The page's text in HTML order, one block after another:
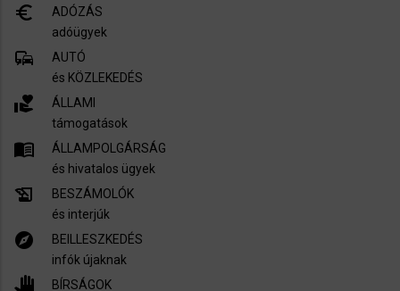
euro_symbol
ADÓZÁS
adóügyek
commute
AUTÓ
és KÖZLEKEDÉS
volunteer_activism
ÁLLAMI
támogatások
menu_book
ÁLLAMPOLGÁRSÁG
és hivatalos ügyek
history_edu
BESZÁMOLÓK
és interjúk
explore
BEILLESZKEDÉS
infók újaknak
pan_tool
BÍRSÁGOK